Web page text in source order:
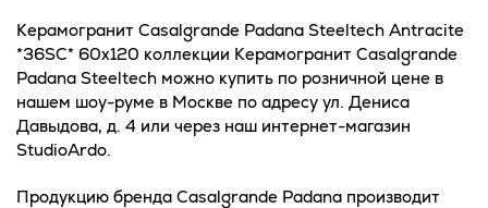
Керамогранит Casalgrande Padana Steeltech Antracite
*36SC* 60x120 коллекции Керамогранит Casalgrande
Padana Steeltech можно купить по розничной цене в
нашем шоу-руме в Москве по адресу ул. Дениса
Давыдова, д. 4 или через наш интернет-магазин
StudioArdo.
Продукцию бренда Casalgrande Padana производит